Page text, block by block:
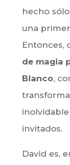
hecho
una
Entonces,
de magia
Blanco,
invitados.
David es,